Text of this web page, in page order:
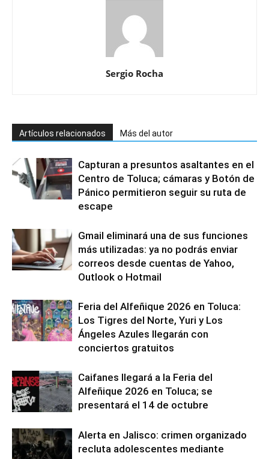
Sergio Rocha
Artículos relacionados Más del autor
Capturan a presuntos asaltantes en el
Centro de Toluca; cámaras y Botón de
Pánico permitieron seguir su ruta de
escape
Gmail eliminará una de sus funciones
más utilizadas: ya no podrás enviar
correos desde cuentas de Yahoo,
Outlook o Hotmail
Feria del Alfeñique 2026 en Toluca:
Los Tigres del Norte, Yuri y Los
Ángeles Azules llegarán con
conciertos gratuitos
Caifanes llegará a la Feria del
Alfeñique 2026 en Toluca; se
presentará el 14 de octubre
Alerta en Jalisco: crimen organizado
recluta adolescentes mediante